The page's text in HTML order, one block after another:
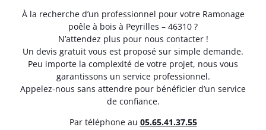
À la recherche d’un professionnel pour votre Ramonage
poêle à bois à Peyrilles – 46310 ?
N’attendez plus pour nous contacter !
Un devis gratuit vous est proposé sur simple demande.
Peu importe la complexité de votre projet, nous vous
garantissons un service professionnel.
Appelez-nous sans attendre pour bénéficier d’un service
de confiance.
Par téléphone au 05.65.41.37.55